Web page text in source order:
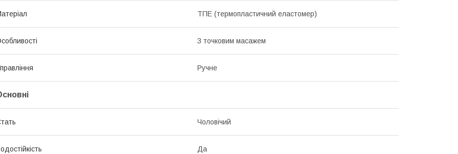
ТПЕ (термопластичний еластомер)
З точковим масажем
Ручне
Чоловічий
Да